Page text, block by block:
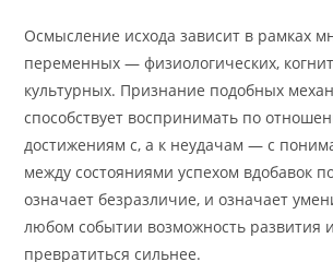
Осмысление исхода зависит в рамках
переменных — физиологических,
культурных. Признание подобных
способствует воспринимать по
достижениям с, а к неудачам — с
между состояниями успехом вдобавок
означает безразличие, и означает
любом событии возможность развития
превратиться сильнее.